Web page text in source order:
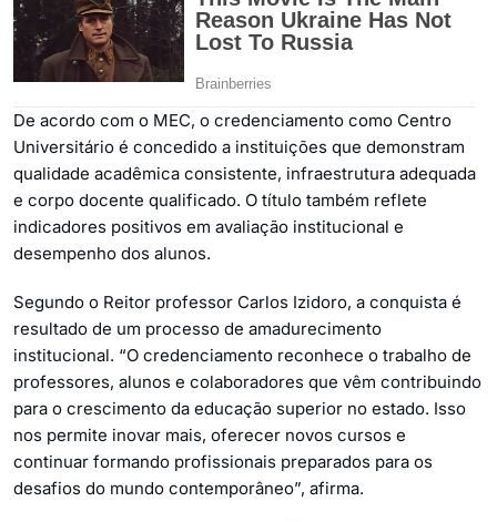
De acordo com o MEC, o credenciamento como Centro
Universitário é concedido a instituições que demonstram
qualidade acadêmica consistente, infraestrutura adequada
e corpo docente qualificado. O título também reflete
indicadores positivos em avaliação institucional e
desempenho dos alunos.
Segundo o Reitor professor Carlos Izidoro, a conquista é
resultado de um processo de amadurecimento
institucional. “O credenciamento reconhece o trabalho de
professores, alunos e colaboradores que vêm contribuindo
para o crescimento da educação superior no estado. Isso
nos permite inovar mais, oferecer novos cursos e
continuar formando profissionais preparados para os
desafios do mundo contemporâneo”, afirma.